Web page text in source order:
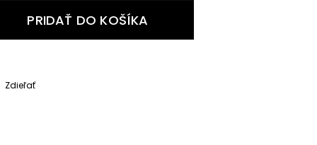
PRIDAŤ DO KOŠÍKA
Zdieľať